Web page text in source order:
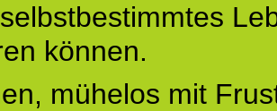
können.
mühelos mit